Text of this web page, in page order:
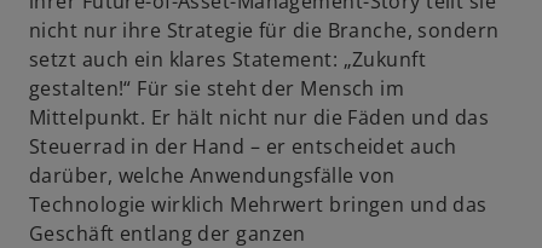
nicht nur ihre Strategie für die Branche, sondern
setzt auch ein klares Statement: „Zukunft
gestalten!“ Für sie steht der Mensch im
Mittelpunkt. Er hält nicht nur die Fäden und das
Steuerrad in der Hand – er entscheidet auch
darüber, welche Anwendungsfälle von
Technologie wirklich Mehrwert bringen und das
Geschäft entlang der ganzen